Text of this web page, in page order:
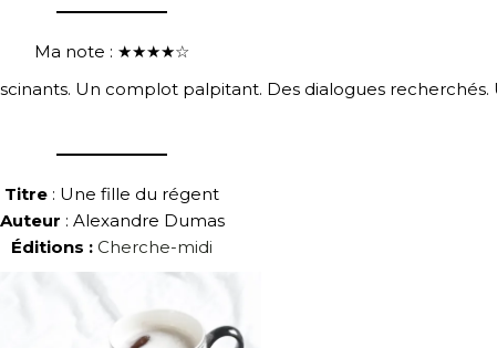
Ma note : ★★★★☆
Un complot palpitant. Des dialogues recherchés.
Titre : Une fille du régent
Auteur : Alexandre Dumas
Éditions : Cherche-midi